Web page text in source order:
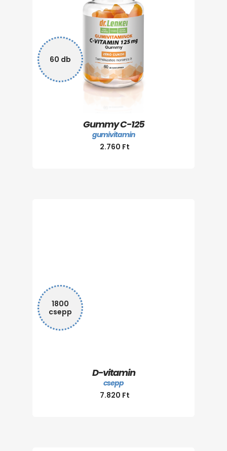
Gummy C-125
gumivitamin
2.760 Ft
60 db
D-vitamin
csepp
7.820 Ft
1800
csepp